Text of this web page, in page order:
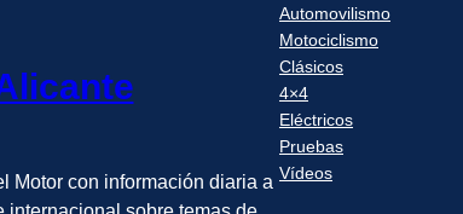
Motor con información diaria a
Automovilismo
Motociclismo
Clásicos
4×4
Eléctricos
Pruebas
Vídeos